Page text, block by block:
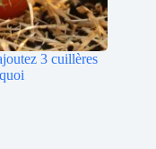
3 cuillères